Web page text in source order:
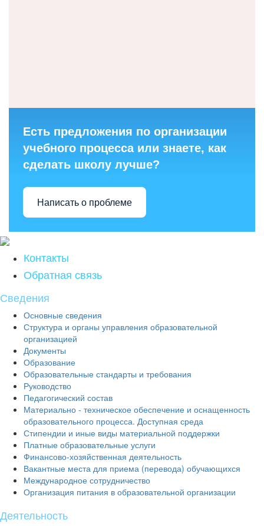
Есть предложения по организации
учебного процесса или знаете, как
сделать школу лучше?
Написать о проблеме
Контакты
Обратная связь
Сведения
Основные сведения
Структура и органы управления образовательной
организацией
Документы
Образование
Образовательные стандарты и требования
Руководство
Педагогический состав
Материально - техническое обеспечение и оснащенность
образовательного процесса. Доступная среда
Стипендии и иные виды материальной поддержки
Платные образовательные услуги
Финансово-хозяйственная деятельность
Вакантные места для приема (перевода) обучающихся
Международное сотрудничество
Организация питания в образовательной организации
Деятельность